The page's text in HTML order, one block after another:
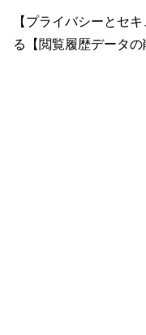
【プライバシーとセ
る【閲覧履歴データの